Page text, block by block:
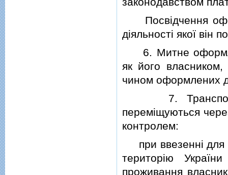
Посвiдчення
дiяльностi якої вiн
6. Митне
як його
чином оформлених
7.
перемiщуються
контролем:
при ввезеннi для
територiю
проживання